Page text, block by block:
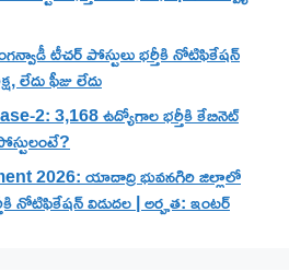
టీచర్ పోస్టులు భర్తీకి నోటిఫికేషన్
లేదు ఫీజు లేదు
2: 3,168 ఉద్యోగాల భర్తీకి కేబినెట్
2026: యాదాద్రి భువనగిరి జిల్లాలో
నోటిఫికేషన్ విడుదల | అర్హత: ఇంటర్